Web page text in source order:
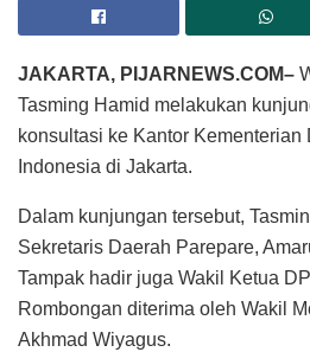
JAKARTA, PIJARNEWS.COM–
Tasming Hamid melakukan
konsultasi ke Kantor
Indonesia di Jakarta.
Dalam kunjungan tersebut,
Sekretaris Daerah Parepare,
Tampak hadir juga Wakil Ketua
Rombongan diterima oleh Wakil
Akhmad Wiyagus.